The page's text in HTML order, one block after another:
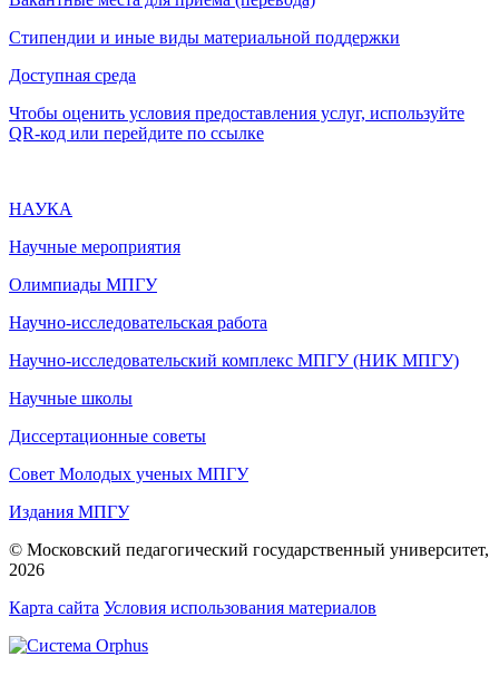
Стипендии и иные виды материальной поддержки
Доступная среда
Чтобы оценить условия предоставления услуг, используйте
QR-код или перейдите по ссылке
НАУКА
Научные мероприятия
Олимпиады МПГУ
Научно-исследовательская работа
Научно-исследовательский комплекс МПГУ (НИК МПГУ)
Научные школы
Диссертационные советы
Совет Молодых ученых МПГУ
Издания МПГУ
© Московский педагогический государственный университет,
2026
Карта сайта Условия использования материалов